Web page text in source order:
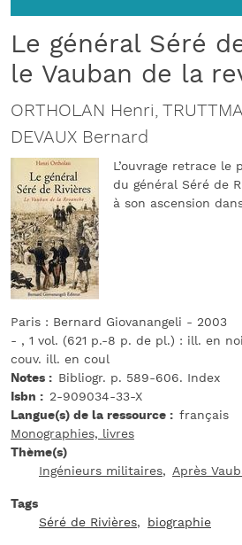
Le général Séré
le Vauban de la
ORTHOLAN Henri,
DEVAUX Bernard
L’ouvrage retrace
du général Séré de
à son ascension
Paris : Bernard Giovanangeli - 2003
- , 1 vol. (621 p.-8 p. de pl.) : ill. en
couv. ill. en coul
Notes
Bibliogr. p. 589-606. Index
Isbn
2-909034-33-X
Langue(s) de la ressource
français
Monographies, livres
Thème(s)
Ingénieurs militaires
Après
Tags
Séré de Rivières
biographie